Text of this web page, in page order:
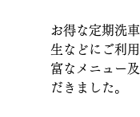
お得な定期洗
生などにご利
富なメニュー
だきました。